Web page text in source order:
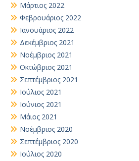
Μάρτιος 2022
Φεβρουάριος 2022
Ιανουάριος 2022
Δεκέμβριος 2021
Νοέμβριος 2021
Οκτώβριος 2021
Σεπτέμβριος 2021
Ιούλιος 2021
Ιούνιος 2021
Μάιος 2021
Νοέμβριος 2020
Σεπτέμβριος 2020
Ιούλιος 2020